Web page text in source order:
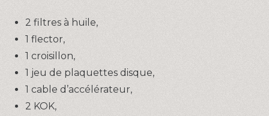
2 filtres à huile,
1 flector,
1 croisillon,
1 jeu de plaquettes disque,
1 cable d’accélérateur,
2 KOK,